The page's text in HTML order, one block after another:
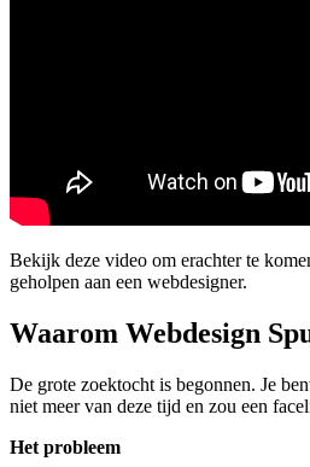
Bekijk deze video om erachter te
geholpen aan een webdesigner.
Waarom Webdesign
De grote zoektocht is begonnen. Je
niet meer van deze tijd en zou een
Het probleem